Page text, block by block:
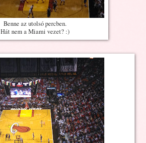
Benne az utolsó percben.
Hát nem a Miami vezet? :)